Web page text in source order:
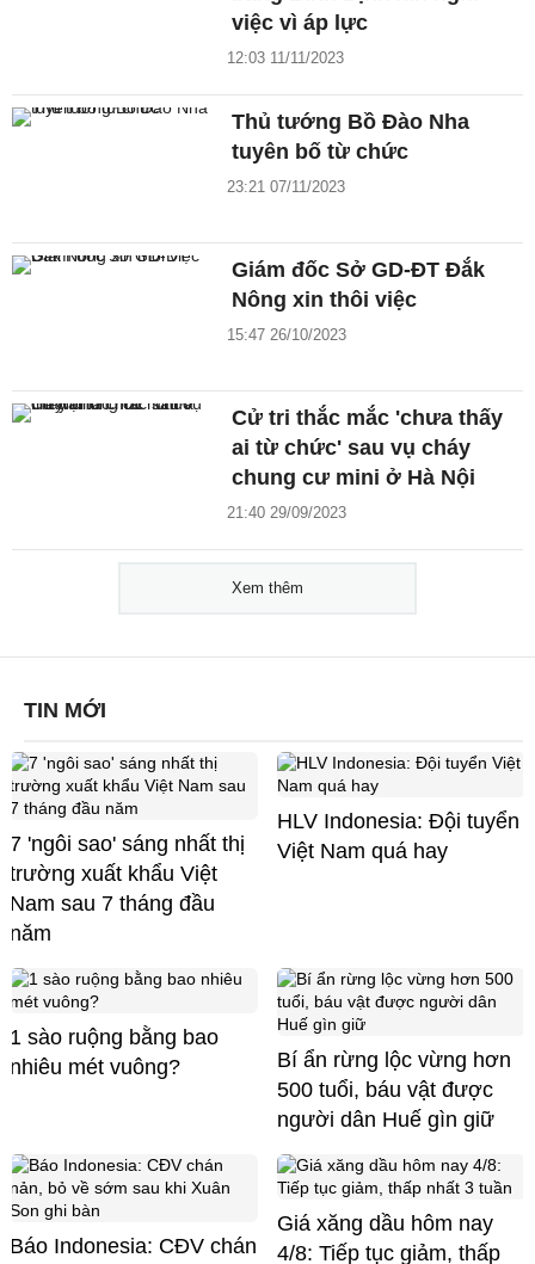
việc vì áp lực
12:03 11/11/2023
Thủ tướng Bồ Đào Nha
tuyên bố từ chức
23:21 07/11/2023
Giám đốc Sở GD-ĐT Đắk
Nông xin thôi việc
15:47 26/10/2023
Cử tri thắc mắc 'chưa thấy
ai từ chức' sau vụ cháy
chung cư mini ở Hà Nội
21:40 29/09/2023
Xem thêm
TIN MỚI
7 'ngôi sao' sáng nhất thị
trường xuất khẩu Việt
Nam sau 7 tháng đầu
năm
HLV Indonesia: Đội tuyển
Việt Nam quá hay
1 sào ruộng bằng bao
nhiêu mét vuông?
Bí ẩn rừng lộc vừng hơn
500 tuổi, báu vật được
người dân Huế gìn giữ
Báo Indonesia: CĐV chán
Giá xăng dầu hôm nay
4/8: Tiếp tục giảm, thấp